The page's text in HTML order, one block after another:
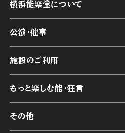
横浜能楽堂について
横浜能楽堂が取り組んだ事業
能舞台の歴史と特徴
様々なお客様に向けて
本舞台座席
交通アクセス
公演・催事
アーカイブ
施設のご利用
第二舞台
研修室
もっと楽しむ能・狂言
その他